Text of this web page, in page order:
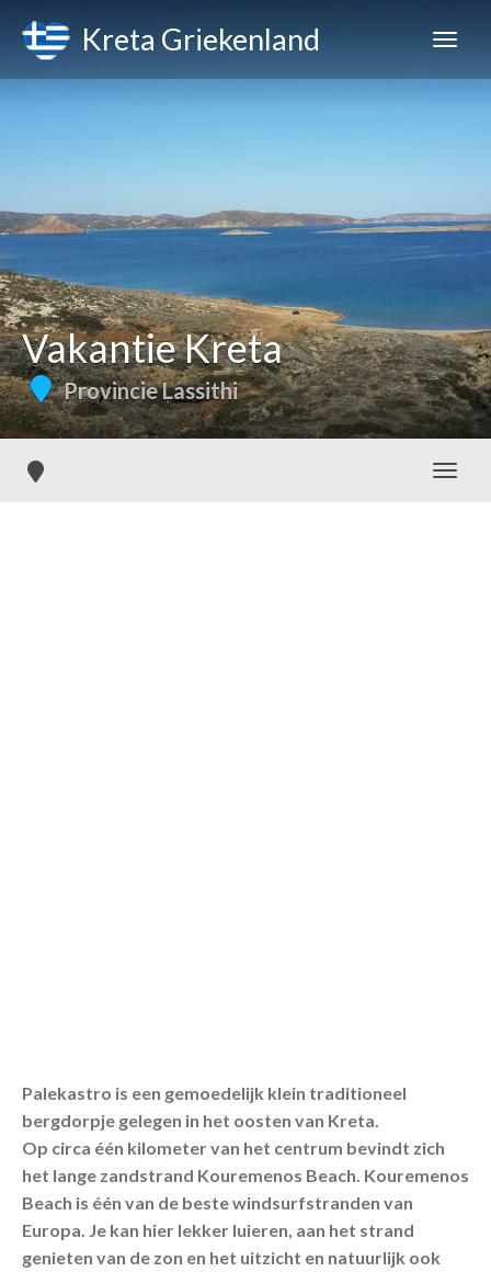
Kreta Griekenland
Vakantie Kreta
Provincie Lassithi
Palekastro is een gemoedelijk klein traditioneel
bergdorpje gelegen in het oosten van Kreta.
Op circa één kilometer van het centrum bevindt zich
het lange zandstrand Kouremenos Beach. Kouremenos
Beach is één van de beste windsurfstranden van
Europa. Je kan hier lekker luieren, aan het strand
genieten van de zon en het uitzicht en natuurlijk ook